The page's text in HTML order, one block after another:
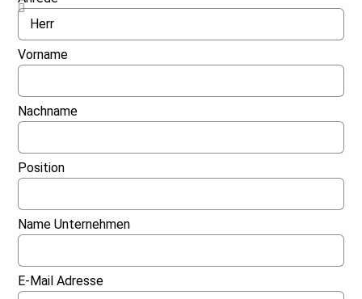
Vorname
Nachname
Position
Name Unternehmen
E-Mail Adresse